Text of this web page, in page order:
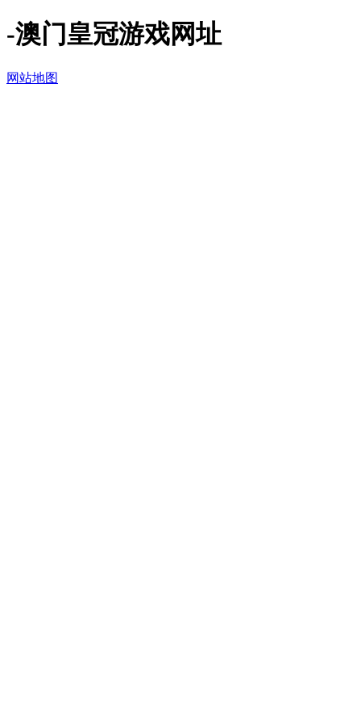
-澳门皇冠游戏网址
网站地图